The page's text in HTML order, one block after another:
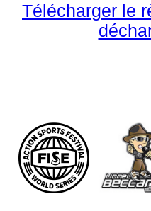
Télécharger le